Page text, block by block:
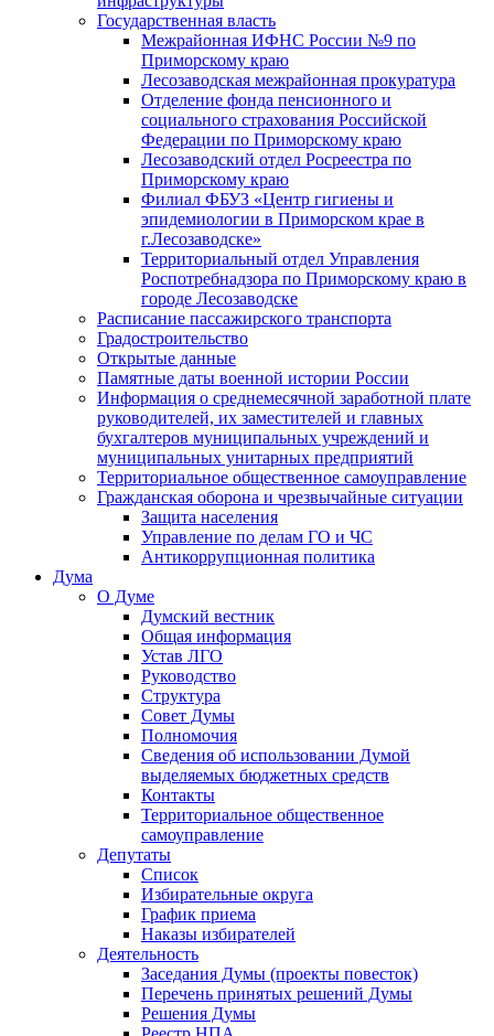
Государственная власть
Межрайонная ИФНС России №9 по
Приморскому краю
Лесозаводская межрайонная прокуратура
Отделение фонда пенсионного и
социального страхования Российской
Федерации по Приморскому краю
Лесозаводский отдел Росреестра по
Приморскому краю
Филиал ФБУЗ «Центр гигиены и
эпидемиологии в Приморском крае в
г.Лесозаводске»
Территориальный отдел Управления
Роспотребнадзора по Приморскому краю в
городе Лесозаводске
Расписание пассажирского транспорта
Градостроительство
Открытые данные
Памятные даты военной истории России
Информация о среднемесячной заработной плате
руководителей, их заместителей и главных
бухгалтеров муниципальных учреждений и
муниципальных унитарных предприятий
Территориальное общественное самоуправление
Гражданская оборона и чрезвычайные ситуации
Защита населения
Управление по делам ГО и ЧС
Антикоррупционная политика
Дума
О Думе
Думский вестник
Общая информация
Устав ЛГО
Руководство
Структура
Совет Думы
Полномочия
Сведения об использовании Думой
выделяемых бюджетных средств
Контакты
Территориальное общественное
самоуправление
Депутаты
Список
Избирательные округа
График приема
Наказы избирателей
Деятельность
Заседания Думы (проекты повесток)
Перечень принятых решений Думы
Решения Думы